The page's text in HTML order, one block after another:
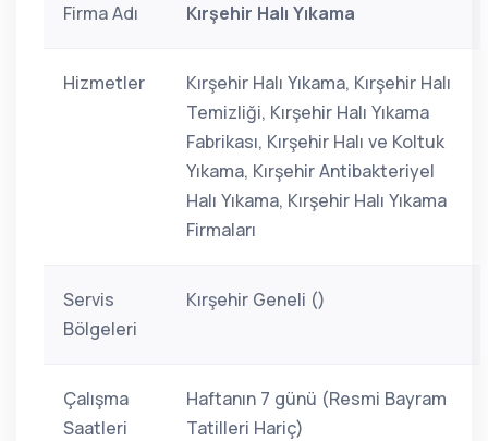
Firma Adı Kırşehir Halı Yıkama
Hizmetler
Kırşehir Halı Yıkama, Kırşehir Halı
Temizliği, Kırşehir Halı Yıkama
Fabrikası, Kırşehir Halı ve Koltuk
Yıkama, Kırşehir Antibakteriyel
Halı Yıkama, Kırşehir Halı Yıkama
Firmaları
Servis
Bölgeleri
Kırşehir Geneli ()
Çalışma
Saatleri
Haftanın 7 günü (Resmi Bayram
Tatilleri Hariç)